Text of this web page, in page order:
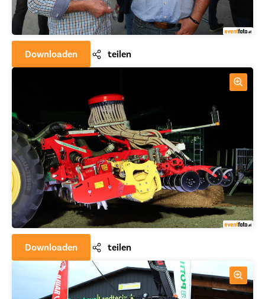
Downloaden teilen
Downloaden teilen